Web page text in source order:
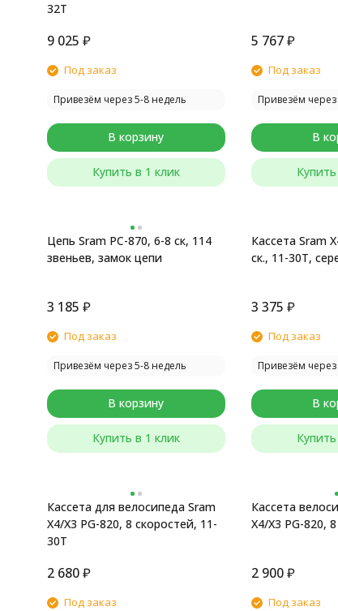
32T
9 025 ₽
Под заказ
Привезём через 5-8 недель
В корзину
Купить в 1 клик
5 767₽
Под заказ
Привезём
В
Цепь Sram PC-870, 6-8 ск, 114
звеньев, замок цепи
3 185 ₽
Под заказ
Привезём через 5-8 недель
В корзину
Купить в 1 клик
Кассета Sram
ск., 11-30T,
3 375 ₽
Под заказ
Привезём
В
Кассета для велосипеда Sram
X4/X3 PG-820, 8 скоростей, 11-
30T
2 680 ₽
Под заказ
Кассета
X4/X3 PG-820,
2 900₽
Под заказ